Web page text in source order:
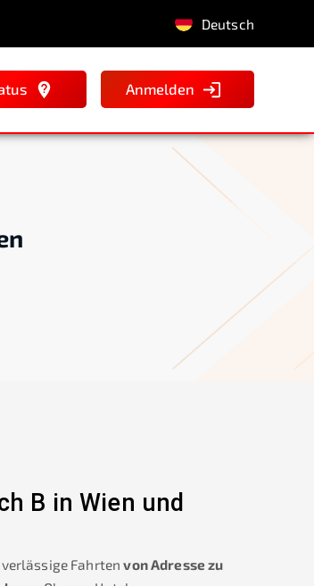
Deutsch
Anmelden
B in Wien und
Fahrtenvon Adresse zu